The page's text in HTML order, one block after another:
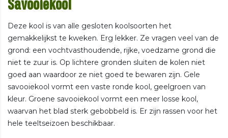
Savooiekool
Deze kool is van alle gesloten koolsoorten het
gemakkelijkst te kweken. Erg lekker. Ze vragen veel van de
grond: een vochtvasthoudende, rijke, voedzame grond die
niet te zuur is. Op lichtere gronden sluiten de kolen niet
goed aan waardoor ze niet goed te bewaren zijn. Gele
savooiekool vormt een vaste ronde kool, geelgroen van
kleur. Groene savooiekool vormt een meer losse kool,
waarvan het blad sterk gebobbeld is. Er zijn rassen voor het
hele teeltseizoen beschikbaar.